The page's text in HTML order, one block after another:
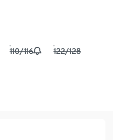
110/116 122/128